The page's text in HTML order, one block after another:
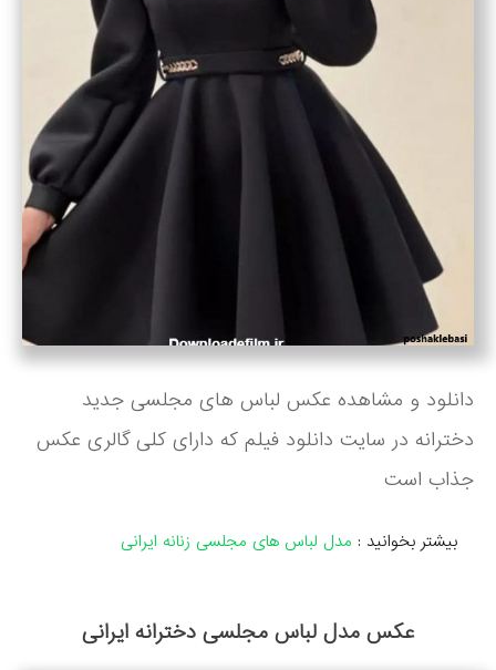
دانلود و مشاهده عکس لباس های مجلسی جدید
دخترانه در سایت دانلود فیلم که دارای کلی گالری عکس
جذاب است
بیشتر بخوانید : مدل لباس های مجلسی زنانه ایرانی
عکس مدل لباس مجلسی دخترانه ایرانی